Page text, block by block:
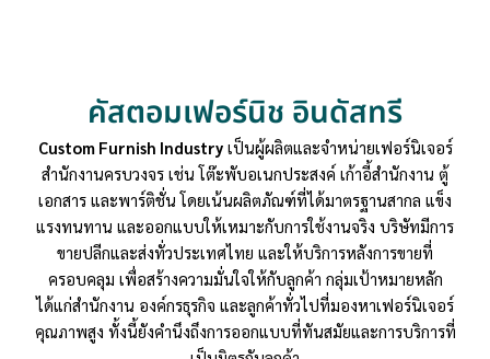
คัสตอมเฟอร์นิช อินดัสทรี
Custom Furnish Industryเป็นผู้ผลิตและจำหน่ายเฟอร์นิเจอร์
สำนักงานครบวงจร เช่น โต๊ะพับอเนกประสงค์ เก้าอี้สำนักงาน ตู้
เอกสาร และพาร์ติชั่น โดยเน้นผลิตภัณฑ์ที่ได้มาตรฐานสากล แข็ง
แรงทนทาน และออกแบบให้เหมาะกับการใช้งานจริง บริษัทมีการ
ขายปลีกและส่งทั่วประเทศไทย และให้บริการหลังการขายที่
ครอบคลุม เพื่อสร้างความมั่นใจให้กับลูกค้า กลุ่มเป้าหมายหลัก
ได้แก่สำนักงาน องค์กรธุรกิจ และลูกค้าทั่วไปที่มองหาเฟอร์นิเจอร์
คุณภาพสูง ทั้งนี้ยังคำนึงถึงการออกแบบที่ทันสมัยและการบริการที่